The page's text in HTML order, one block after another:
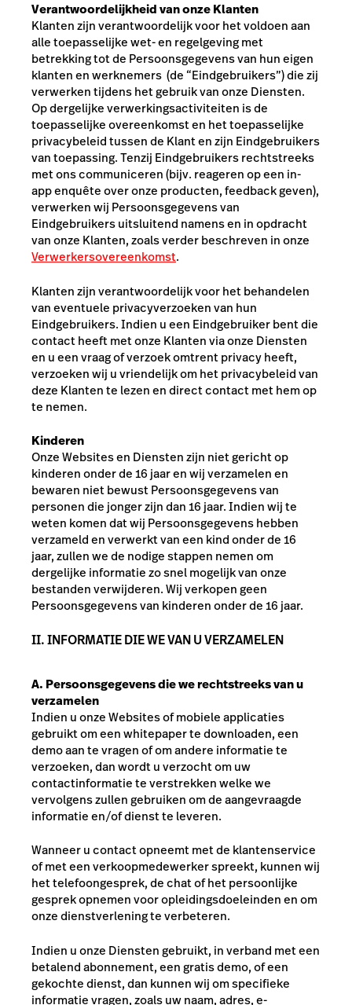
Verantwoordelijkheid van onze Klanten
Klanten zijn verantwoordelijk voor het voldoen aan
alle toepasselijke wet- en regelgeving met
betrekking tot de Persoonsgegevens van hun eigen
klanten en werknemers (de “Eindgebruikers”)die zij
verwerken tijdens het gebruik van onze Diensten.
Op dergelijke verwerkingsactiviteiten is de
toepasselijke overeenkomst en het toepasselijke
privacybeleid tussen de Klant en zijn Eindgebruikers
van toepassing.Tenzij Eindgebruikers rechtstreeks
met ons communiceren (bijv. reageren op een in-
app enquête over onze producten, feedback geven),
verwerken wij Persoonsgegevens van
Eindgebruikers uitsluitend namens en in opdracht
van onze Klanten, zoals verder beschreven in onze
Verwerkersovereenkomst.
Klanten zijn verantwoordelijk voor het behandelen
van eventuele privacyverzoeken van hun
Eindgebruikers. Indien u een Eindgebruiker bent die
contact heeft met onze Klanten via onze Diensten
en u een vraag of verzoek omtrent privacy heeft,
verzoeken wij u vriendelijk om het privacybeleid van
deze Klanten te lezen en direct contact met hem op
te nemen.
Kinderen
Onze Websites en Diensten zijn niet gericht op
kinderen onder de 16 jaar en wij verzamelen en
bewaren niet bewust Persoonsgegevens van
personen die jonger zijn dan 16 jaar. Indien wij te
weten komen dat wij Persoonsgegevens hebben
verzameld en verwerkt van een kind onder de 16
jaar, zullen we de nodige stappen nemen om
dergelijke informatie zo snel mogelijk van onze
bestanden verwijderen. Wij verkopen geen
Persoonsgegevens van kinderen onder de 16 jaar.
II. INFORMATIE DIE WE VAN U VERZAMELEN
A. Persoonsgegevens die we rechtstreeks van u
verzamelen
Indien u onze Websites of mobiele applicaties
gebruikt om een whitepaper te downloaden, een
demo aan te vragen of om andere informatie te
verzoeken, dan wordt u verzocht om uw
contactinformatie te verstrekken welke we
vervolgens zullen gebruiken om de aangevraagde
informatie en/of dienst te leveren.
Wanneer u contact opneemt met de klantenservice
of met een verkoopmedewerker spreekt, kunnen wij
het telefoongesprek, de chat of het persoonlijke
gesprek opnemen voor opleidingsdoeleinden en om
onze dienstverlening te verbeteren.
Indien u onze Diensten gebruikt, in verband met een
betalend abonnement, een gratis demo, of een
gekochte dienst, dan kunnen wij om specifieke
informatie vragen, zoals uw naam, adres, e-